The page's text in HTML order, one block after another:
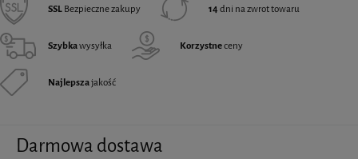
SSLBezpieczne zakupy 14dni na zwrot towaru
Szybkawysyłka Korzystneceny
Najlepszajakość
Darmowa dostawa